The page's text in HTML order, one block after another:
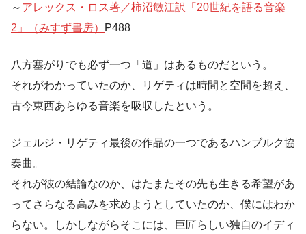
～ アレックス・ロス著／柿沼敏江訳「20世紀を語る音楽
2」（みすず書房）
P488
八方塞がりでも必ず一つ「道」はあるものだという。
それがわかっていたのか、リゲティは時間と空間を超え、
古今東西あらゆる音楽を吸収したという。
ジェルジ・リゲティ最後の作品の一つであるハンブルク協
奏曲。
それが彼の結論なのか、はたまたその先も生きる希望があ
ってさらなる高みを求めようとしていたのか、僕にはわか
らない。しかしながらそこには、巨匠らしい独自のイディ